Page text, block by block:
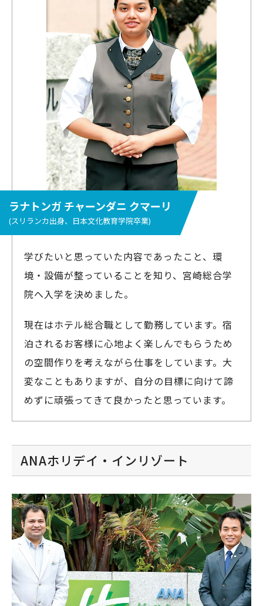
ラナトンガ チャーンダニ クマーリ
(スリランカ出身、日本文化教育学院卒業)
学びたいと思っていた内容であったこと、環
境・設備が整っていることを知り、宮崎総合学
院へ入学を決めました。
現在はホテル総合職として勤務しています。宿
泊されるお客様に心地よく楽しんでもらうため
の空間作りを考えながら仕事をしています。大
変なこともありますが、自分の目標に向けて諦
めずに頑張ってきて良かったと思っています。
ANAホリデイ・インリゾート